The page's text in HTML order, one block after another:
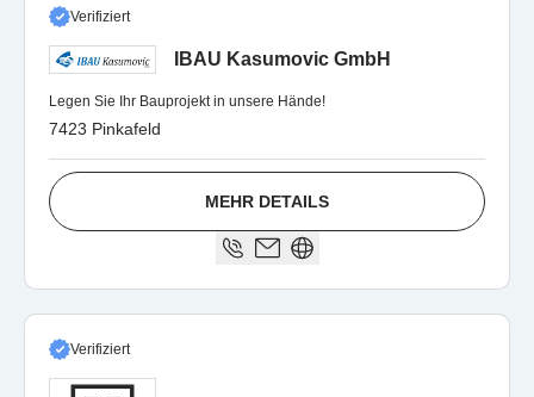
Verifiziert
IBAU Kasumovic GmbH
Legen Sie Ihr Bauprojekt in unsere Hände!
7423 Pinkafeld
MEHR DETAILS
Verifiziert